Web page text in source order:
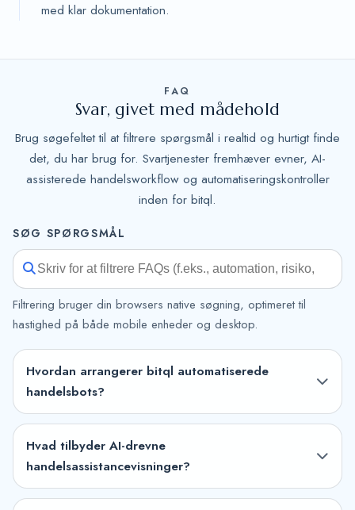
med klar dokumentation.
FAQ
Svar, givet med mådehold
Brug søgefeltet til at filtrere spørgsmål i realtid og hurtigt finde
det, du har brug for. Svartjenester fremhæver evner, AI-
assisterede handelsworkflow og automatiseringskontroller
inden for bitql.
SØG SPØRGSMÅL
Filtrering bruger din browsers native søgning, optimeret til
hastighed på både mobile enheder og desktop.
Hvordan arrangerer bitql automatiserede
handelsbots?
Hvad tilbyder AI-drevne
handelsassistancevisninger?